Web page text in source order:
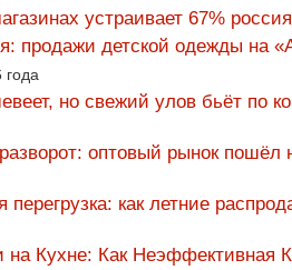
устраивает 67%
продажи детской одежды на
года
но свежий улов бьёт по
оптовый рынок
перегрузка: как летние
на Кухне: Как